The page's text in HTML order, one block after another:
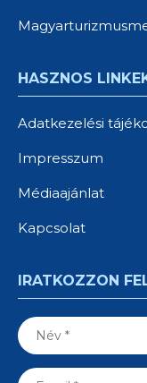
HASZNOS
Adatkezelési
Impresszum
Médiaajánlat
Kapcsolat
IRATKOZZON